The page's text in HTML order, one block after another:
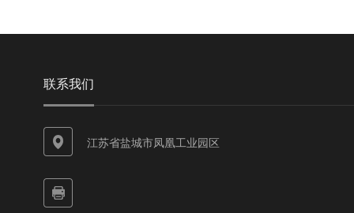
联系我们
江苏省盐城市凤凰工业园区